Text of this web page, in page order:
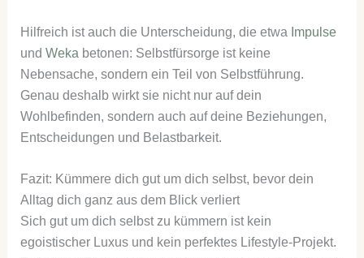
Hilfreich ist auch die Unterscheidung, die etwa Impulse
und Weka betonen: Selbstfürsorge ist keine
Nebensache, sondern ein Teil von Selbstführung.
Genau deshalb wirkt sie nicht nur auf dein
Wohlbefinden, sondern auch auf deine Beziehungen,
Entscheidungen und Belastbarkeit.
Fazit: Kümmere dich gut um dich selbst, bevor dein
Alltag dich ganz aus dem Blick verliert
Sich gut um dich selbst zu kümmern ist kein
egoistischer Luxus und kein perfektes Lifestyle-Projekt.